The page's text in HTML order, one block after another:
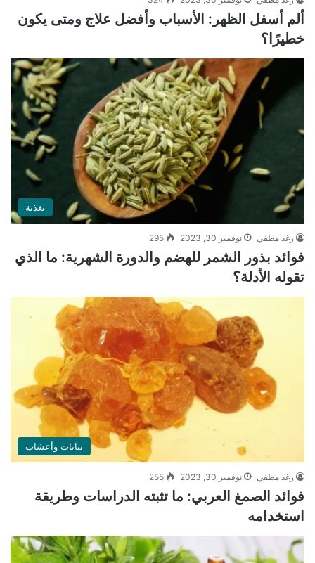
ألم أسفل الظهر: الأسباب وأفضل علاج ومتى يكون
خطيرًا؟
تغذية
رغد مطفي نوفمبر 30, 2023 295
فوائد بذور الشمر للهضم والدورة الشهرية: ما الذي
تقوله الأدلة؟
نباتات وأعشاب
رغد مطفي نوفمبر 30, 2023 255
فوائد الصمغ العربي: ما تثبته الدراسات وطريقة
استخدامه